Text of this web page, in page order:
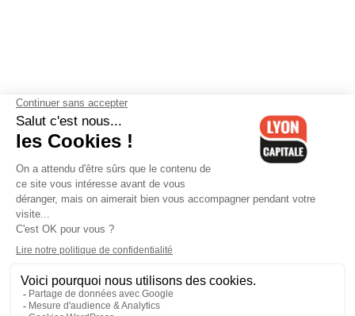
Contactez-nous-Mentions légales-CGV-Politique de
confidentialité-Gestion des cookies